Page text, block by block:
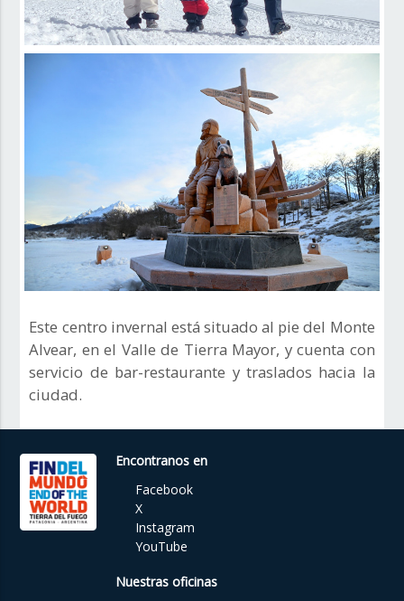
Este centro invernal está situado al pie del Monte
Alvear, en el Valle de Tierra Mayor, y cuenta con
servicio de bar-restaurante y traslados hacia la
ciudad.
Encontranos en
Facebook
X
Instagram
YouTube
Nuestras oficinas